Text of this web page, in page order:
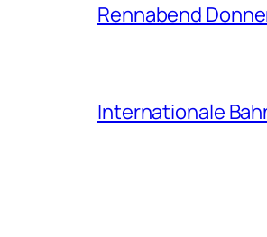
Rennabend
Internationale